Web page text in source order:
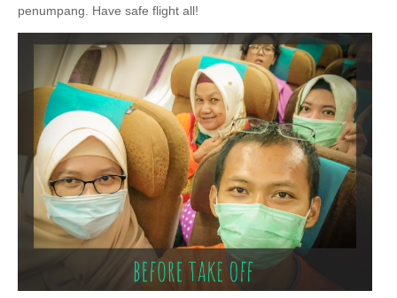
penumpang. Have safe flight all!